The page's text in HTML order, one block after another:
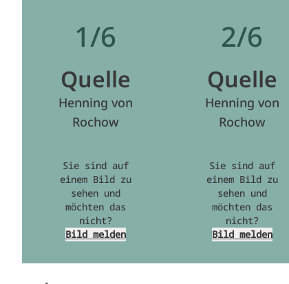
1/6
Quelle
Henning von
Rochow
Sie sind auf
einem Bild zu
sehen und
möchten das
nicht?
Bild melden
2/6
Quelle
Henning von
Rochow
Sie sind auf
einem Bild zu
sehen und
möchten das
nicht?
Bild melden